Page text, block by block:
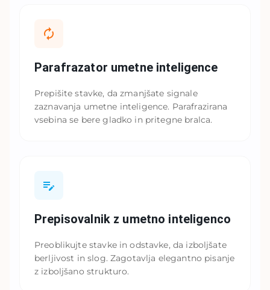
Parafrazator umetne inteligence
Prepišite stavke, da zmanjšate signale
zaznavanja umetne inteligence. Parafrazirana
vsebina se bere gladko in pritegne bralca.
Prepisovalnik z umetno inteligenco
Preoblikujte stavke in odstavke, da izboljšate
berljivost in slog. Zagotavlja elegantno pisanje
z izboljšano strukturo.